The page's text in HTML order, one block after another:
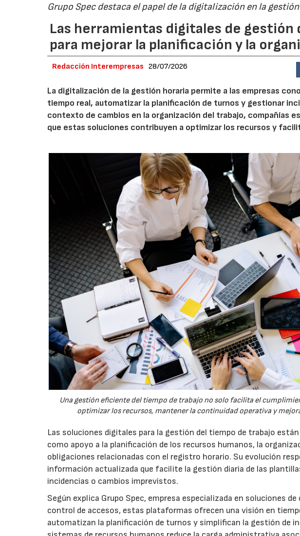
Grupo Spec destaca el papel de la digitalización en la
Las herramientas digitales de gestión
para mejorar la planificación y la
Redacción Interempresas 28/07/2026
La digitalización de la gestión horaria permite a las empresas
tiempo real, automatizar la planificación de turnos y gestionar
contexto de cambios en la organización del trabajo, compañías
que estas soluciones contribuyen a optimizar los recursos y
Una gestión eficiente del tiempo de trabajo no solo facilita el
optimizar los recursos, mantener la continuidad operativa y
Las soluciones digitales para la gestión del tiempo de trabajo
como apoyo a la planificación de los recursos humanos, la
obligaciones relacionadas con el registro horario. Su evolución
información actualizada que facilite la gestión diaria de las
incidencias o cambios imprevistos.
Según explica Grupo Spec, empresa especializada en soluciones
control de accesos, estas plataformas ofrecen una visión en
automatizan la planificación de turnos y simplifican la gestión de